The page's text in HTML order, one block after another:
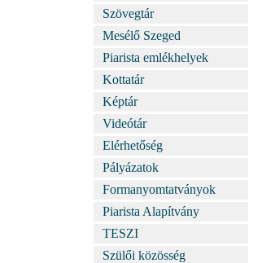
Szövegtár
Mesélő Szeged
Piarista emlékhelyek
Kottatár
Képtár
Videótár
Elérhetőség
Pályázatok
Formanyomtatványok
Piarista Alapítvány
TESZI
Szülői közösség